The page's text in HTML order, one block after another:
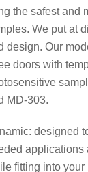
the safest and
We put at
design. Our
doors with
MD-303.
designed
applications
fitting into your